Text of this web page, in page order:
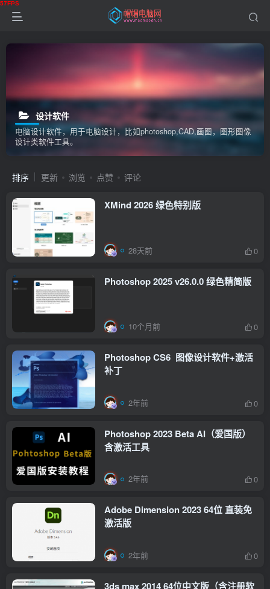
设计软件
电脑设计软件，用于电脑设计，比如photoshop,CAD,画图，图形图像
设计类软件工具。
排序 更新 浏览 点赞 评论
XMind 2026 绿色特别版
28天前 0
Photoshop 2025 v26.0.0 绿色精简版
10个月前 0
Photoshop CS6 图像设计软件+激活
补丁
2年前 0
Photoshop 2023 Beta AI（爱国版）
含激活工具
2年前 0
Adobe Dimension 2023 64位 直装免
激活版
2年前 0
3ds max 2014 64位中文版（含注册软